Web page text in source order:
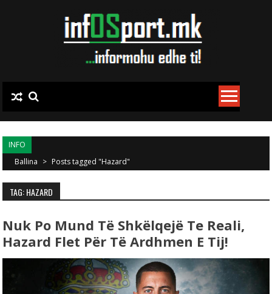
INFO
Ballina > Posts tagged "Hazard"
TAG: HAZARD
Nuk Po Mund Të Shkëlqejë Te Reali,
Hazard Flet Për Të Ardhmen E Tij!